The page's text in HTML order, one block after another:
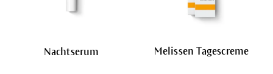
Nachtserum Melissen Tagescreme